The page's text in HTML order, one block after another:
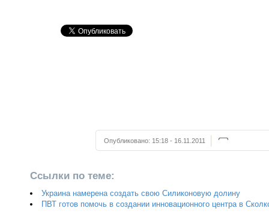
Опубликовано: 15:18 - 16.11.2011
Ссылки по теме:
Украина намерена создать свою Силиконовую долину
ПВТ готов помочь в создании инновационного центра в